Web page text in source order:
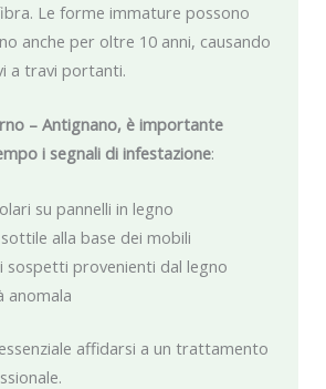
Le forme immature possono
anche per oltre 10 anni, causando
a travi portanti.
– Antignano, è importante
i segnali di infestazione:
su pannelli in legno
alla base dei mobili
sospetti provenienti dal legno
anomala
affidarsi a un trattamento